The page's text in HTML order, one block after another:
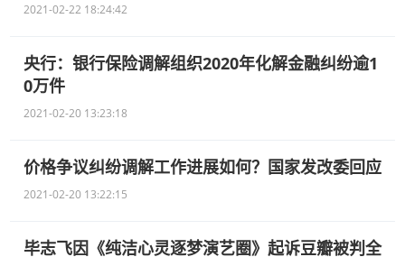
2021-02-22 18:24:42
央行：银行保险调解组织2020年化解金融纠纷逾1
0万件
2021-02-20 13:23:18
价格争议纠纷调解工作进展如何？国家发改委回应
2021-02-20 13:22:15
毕志飞因《纯洁心灵逐梦演艺圈》起诉豆瓣被判全